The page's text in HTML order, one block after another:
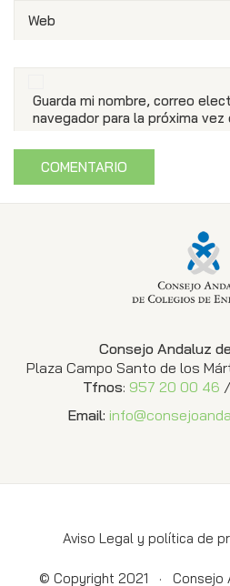
Web
Guarda mi nombre, correo
navegador para la próxima
Consejo Andaluz
Plaza Campo Santo de los
Tfnos: 957 20 00 46 /
Email:
Aviso Legal y política de
© Copyright 2021 · Consejo